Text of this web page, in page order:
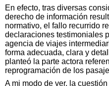
En efecto, tras diversas
derecho de información
normativo, el fallo recurrido
declaraciones testimoniales
agencia de viajes
forma adecuada, clara y
planteó la parte actora
reprogramación de los
A mi modo de ver, la